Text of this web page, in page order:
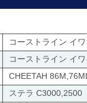
コーストライン イ
コーストライン イ
CHEETAH
ステラ C3000,2500